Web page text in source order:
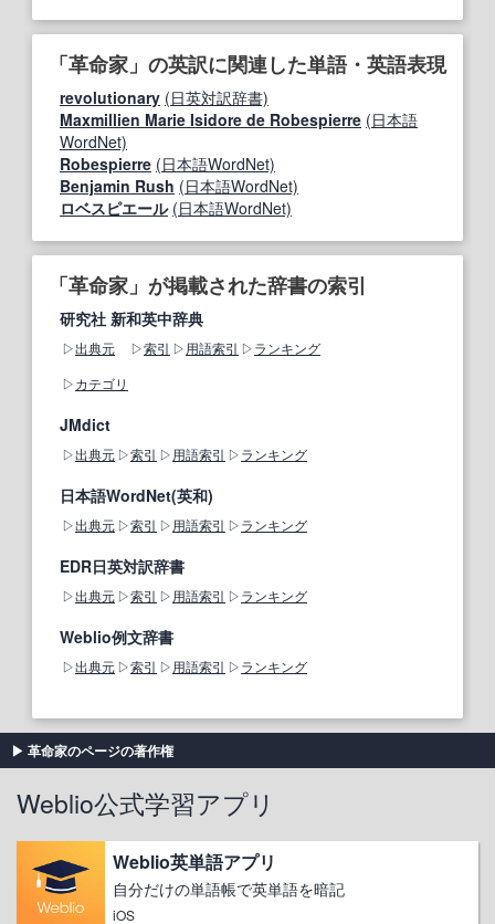
「革命家」の英訳に関連した単語・英語表現
revolutionary (日英対訳辞書)
Maxmillien Marie Isidore de Robespierre (日本語
WordNet)
Robespierre (日本語WordNet)
Benjamin Rush (日本語WordNet)
ロベスピエール (日本語WordNet)
「革命家」が掲載された辞書の索引
研究社 新和英中辞典
出典元 索引 用語索引
ランキング
カテゴリ
JMdict
出典元 索引 用語索引 ランキング
日本語WordNet(英和)
出典元 索引 用語索引 ランキング
EDR日英対訳辞書
出典元 索引 用語索引 ランキング
Weblio例文辞書
出典元 索引 用語索引 ランキング
革命家のページの著作権
Weblio公式学習アプリ
Weblio英単語アプリ
自分だけの単語帳で英単語を暗記
iOS